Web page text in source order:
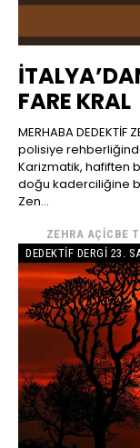
FARE KRAL
MERHABA DEDEKTİF ZEN!... Bize derin İtalya'yı
polisiye
Karizmatik, hafiften
doğu kaderciliğine
Zen...
ZEHRA AÇICBE
DEDEKTIF DERGI 23.